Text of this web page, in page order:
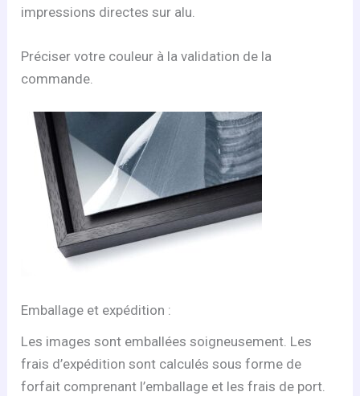
impressions directes sur alu.
Préciser votre couleur à la validation de la
commande.
Emballage et expédition :
Les images sont emballées soigneusement. Les
frais d’expédition sont calculés sous forme de
forfait comprenant l’emballage et les frais de port.